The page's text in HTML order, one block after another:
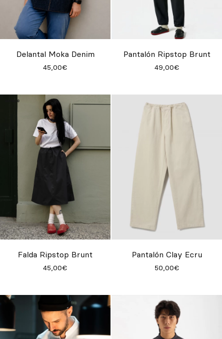
Delantal Moka Denim
45,00€
Pantalón Ripstop Brunt
49,00€
Falda Ripstop Brunt
45,00€
Pantalón Clay Ecru
50,00€